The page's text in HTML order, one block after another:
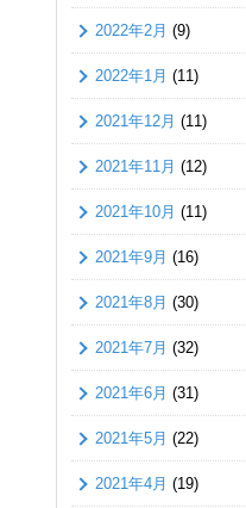
2022年2月 (9)
2022年1月 (11)
2021年12月 (11)
2021年11月 (12)
2021年10月 (11)
2021年9月 (16)
2021年8月 (30)
2021年7月 (32)
2021年6月 (31)
2021年5月 (22)
2021年4月 (19)